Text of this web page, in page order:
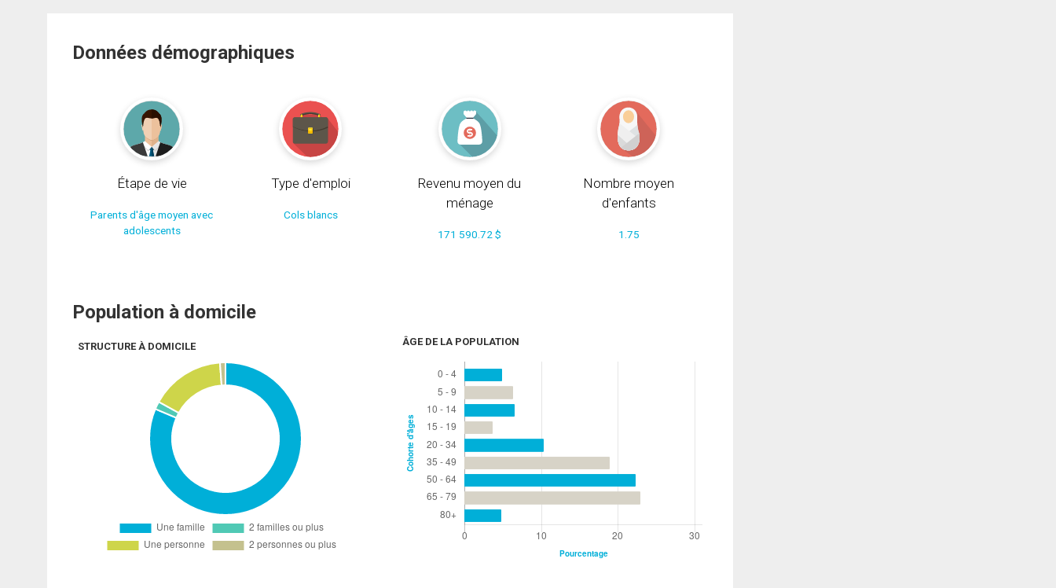
Données démographiques
Étape de vie
Parents d'âge moyen avec
adolescents
Type d'emploi
Cols blancs
Revenu moyen du
ménage
171 590.72 $
Nombre moyen
d'enfants
1.75
Population à domicile
STRUCTURE À DOMICILE ÂGE DE LA POPULATION